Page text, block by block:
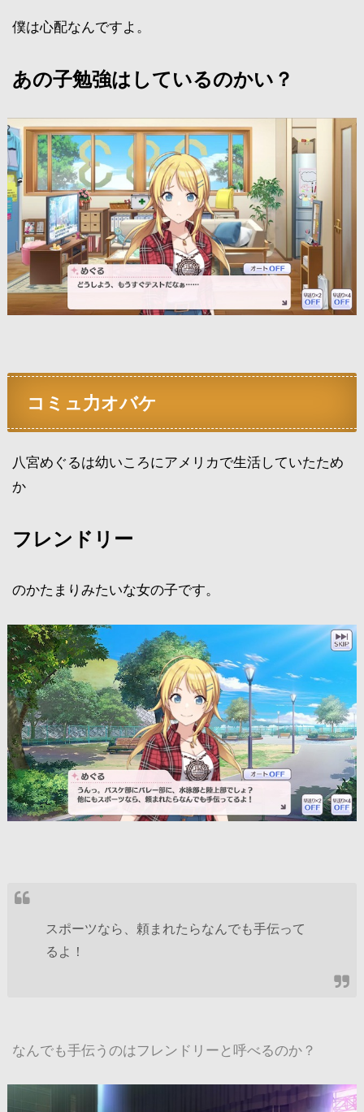
僕は心配なんですよ。
あの子勉強はしているのかい？
コミュ力オバケ
八宮めぐるは幼いころにアメリカで生活していたため
か
フレンドリー
のかたまりみたいな女の子です。
スポーツなら、頼まれたらなんでも手伝って
るよ！
なんでも手伝うのはフレンドリーと呼べるのか？